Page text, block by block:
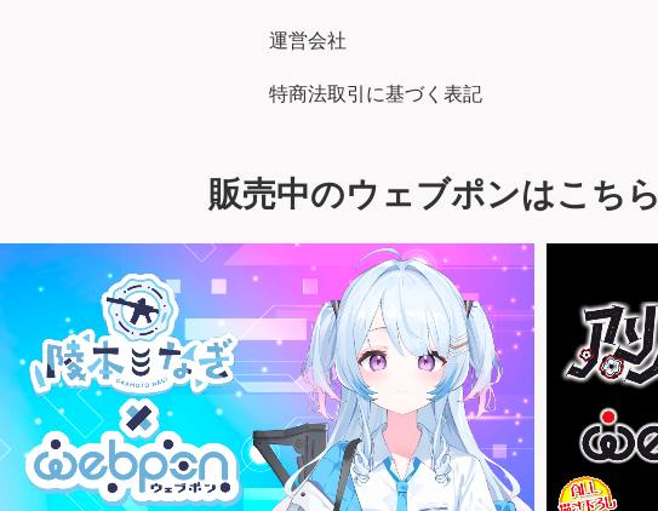
運営会社
特商法取引に基づく表記
販売中のウェブポンはこちら